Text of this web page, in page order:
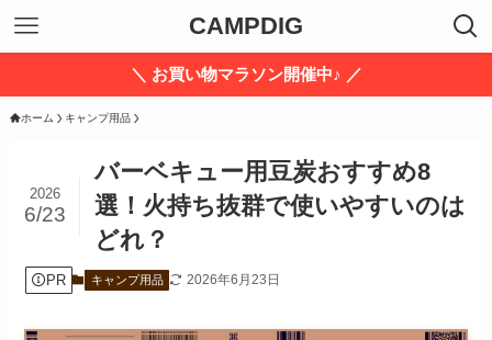
CAMPDIG
＼ お買い物マラソン開催中♪ ／
ホーム キャンプ用品
バーベキュー用豆炭おすすめ8
選！火持ち抜群で使いやすいのは
どれ？
2026
6/23
PR キャンプ用品 2026年6月23日